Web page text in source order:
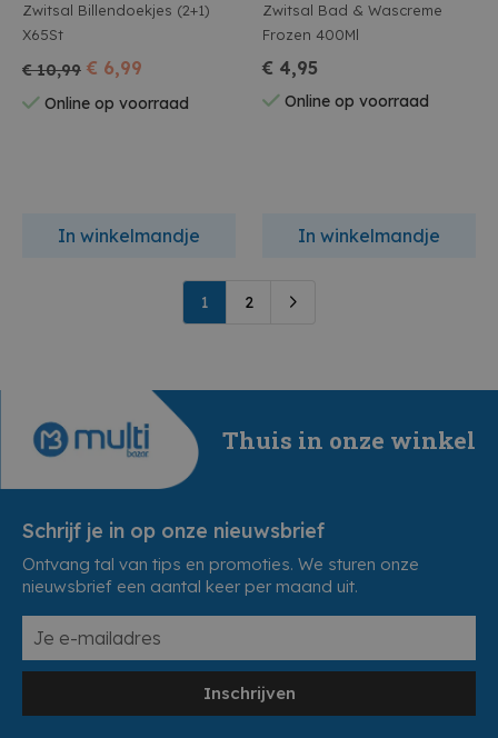
Zwitsal Billendoekjes (2+1)
X65St
€ 10,99 € 6,99
Online op voorraad
In winkelmandje
Zwitsal Bad & Wascreme
Frozen 400Ml
€ 4,95
Online op voorraad
In winkelmandje
1 2
Thuis in onze winkel
Schrijf je in op onze nieuwsbrief
Ontvang tal van tips en promoties. We sturen onze
nieuwsbrief een aantal keer per maand uit.
Inschrijven